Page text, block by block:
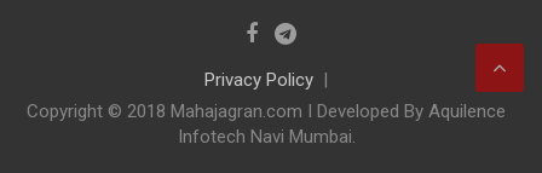
Privacy Policy
Copyright © 2018 Mahajagran.com I Developed By Aquilence
Infotech Navi Mumbai.